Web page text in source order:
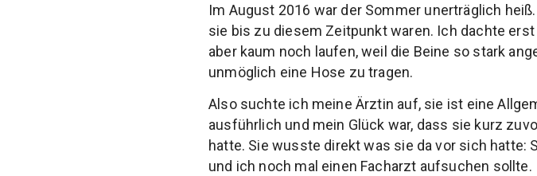
Im August 2016 war der Sommer unerträglich
sie bis zu diesem Zeitpunkt waren. Ich dachte
aber kaum noch laufen, weil die Beine so stark
unmöglich eine Hose zu tragen.
Also suchte ich meine Ärztin auf, sie ist eine
ausführlich und mein Glück war, dass sie kurz
hatte. Sie wusste direkt was sie da vor sich hatte:
und ich noch mal einen Facharzt aufsuchen sollte.